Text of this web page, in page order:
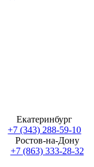
Екатеринбург
+7 (343) 288-59-10
Ростов-на-Дону
+7 (863) 333-28-32